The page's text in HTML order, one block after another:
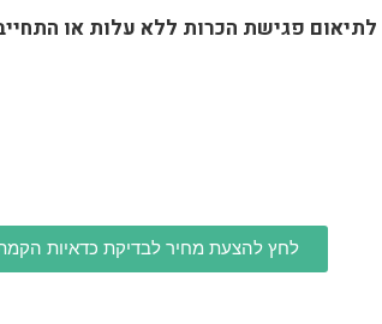
לתיאום פגישת הכרות ללא עלות או
לחץ להצעת מחיר לבדיקת כדאיות